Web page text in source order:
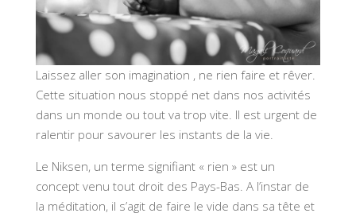
Laissez aller son imagination , ne rien faire et rêver.
Cette situation nous stoppé net dans nos activités
dans un monde ou tout va trop vite. Il est urgent de
ralentir pour savourer les instants de la vie.
Le Niksen, un terme signifiant « rien » est un
concept venu tout droit des Pays-Bas. A l’instar de
la méditation, il s’agit de faire le vide dans sa tête et